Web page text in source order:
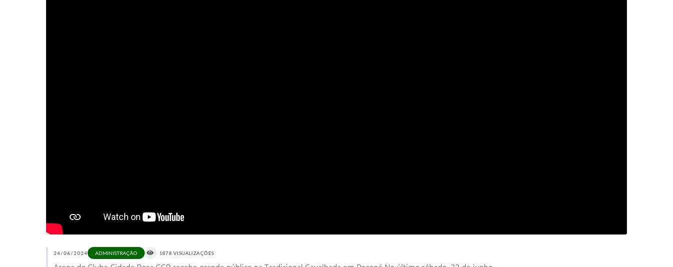
24/06/2024 ADMINISTRAÇÃO 1878 VISUALIZAÇÕES